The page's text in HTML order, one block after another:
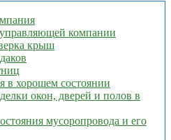
компании
крыш
в хорошем состоянии
окон, дверей и полов в
мусоропровода и его